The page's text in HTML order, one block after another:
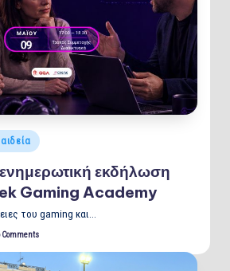
εκδήλωση
Gaming Academy
του gaming και…
Comments